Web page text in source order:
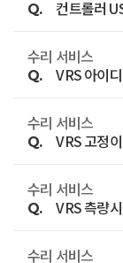
버전은 12
따라서 팀
서비스를
받으실 수
Q. 컨트롤러
A.
통신사 지
개통하시
권장합니다.)
컨트롤러
있기 때문
개통하시
수리 서비스
Q. VRS 아이
A.
국토지리
서비스를
국토지리
"GNSS기
이동합니다.
수리 서비스
Q. VRS 고정
A.
측량 프로
정상적으
L2신호가
수리 서비스
Q. VRS 측량
A. USIM, 핫
수리 서비스